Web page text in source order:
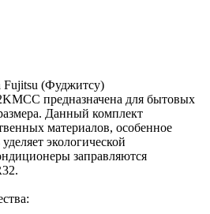
Fujitsu (Фуджитсу)
предназначена для бытовых
Данный комплект
материалов, особенное
экологической
заправляются